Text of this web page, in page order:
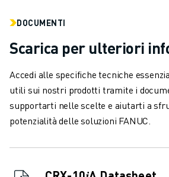
ASSISTENZA CLIENTI
FANUC PLANS
ASSISTENZA SUL CAMPO E MANUTENZIONE
ASSISTENZA TECNICA REMOTA
RICAMBI
RIGENERAZIONE
STRUMENTI DI SERVICE DIGITALI
CENTRO DOWNLOAD " MYFANUC
DOCUMENTI
Scarica per ulteriori
Accedi alle specifiche tecniche
utili sui nostri prodotti tramite i
supportarti nelle scelte e aiutarti a
potenzialità delle soluzioni FANUC.